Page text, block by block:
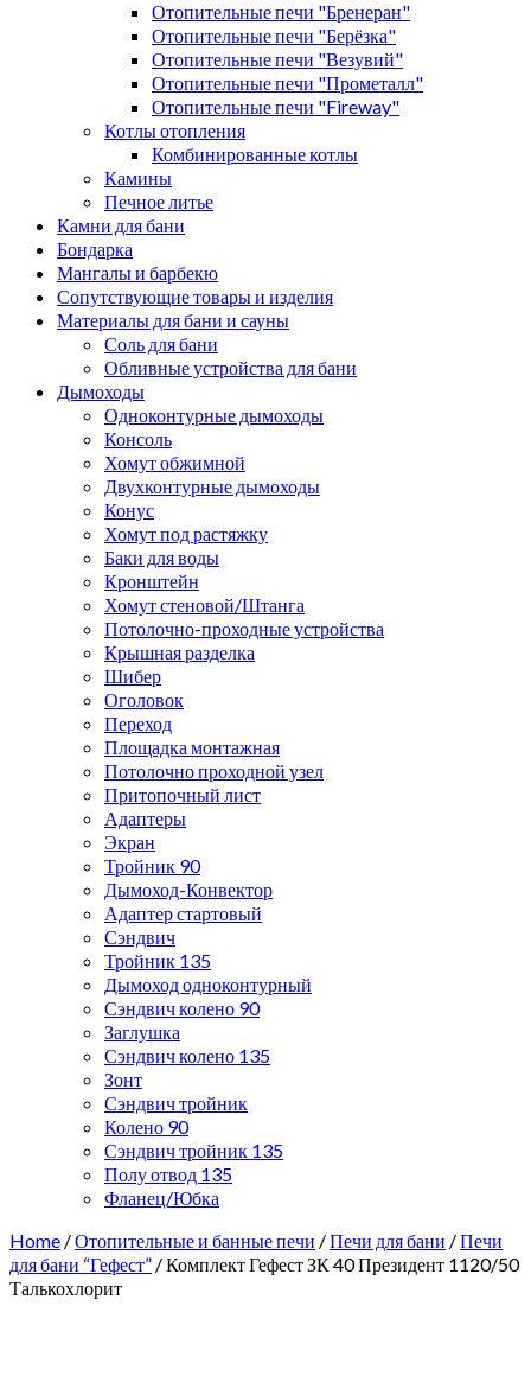
Отопительные печи "Бренеран"
Отопительные печи "Берёзка"
Отопительные печи "Везувий"
Отопительные печи "Прометалл"
Отопительные печи "Fireway"
Котлы отопления
Комбинированные котлы
Камины
Печное литье
Камни для бани
Бондарка
Мангалы и барбекю
Сопутствующие товары и изделия
Материалы для бани и сауны
Соль для бани
Обливные устройства для бани
Дымоходы
Одноконтурные дымоходы
Консоль
Хомут обжимной
Двухконтурные дымоходы
Конус
Хомут под растяжку
Баки для воды
Кронштейн
Хомут стеновой/Штанга
Потолочно-проходные устройства
Крышная разделка
Шибер
Оголовок
Переход
Площадка монтажная
Потолочно проходной узел
Притопочный лист
Адаптеры
Экран
Тройник 90
Дымоход-Конвектор
Адаптер стартовый
Сэндвич
Тройник 135
Дымоход одноконтурный
Сэндвич колено 90
Заглушка
Сэндвич колено 135
Зонт
Сэндвич тройник
Колено 90
Сэндвич тройник 135
Полу отвод 135
Фланец/Юбка
Home /Отопительные и банные печи /Печи для бани /Печи
для бани “Гефест” / Комплект Гефест ЗК 40 Президент 1120/50
Талькохлорит